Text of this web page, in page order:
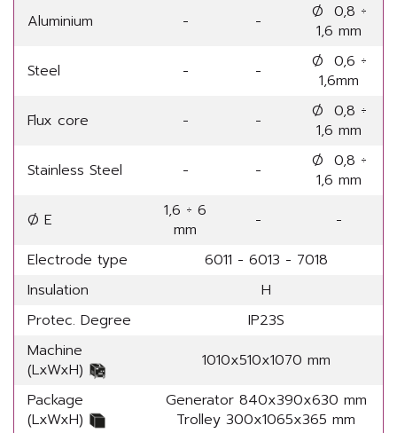
Aluminium
- -
Ø 0,8 ÷
1,6 mm
Steel
- -
Ø 0,6 ÷
1,6mm
Flux core
- -
Ø 0,8 ÷
1,6 mm
Stainless Steel
- -
Ø 0,8 ÷
1,6 mm
Ø E
1,6 ÷ 6
mm
-
-
Electrode type
6011 - 6013 - 7018
Insulation
H
Protec. Degree
IP23S
Machine
(LxWxH)
1010x510x1070 mm
Package
(LxWxH)
Generator 840x390x630 mm
Trolley 300x1065x365 mm